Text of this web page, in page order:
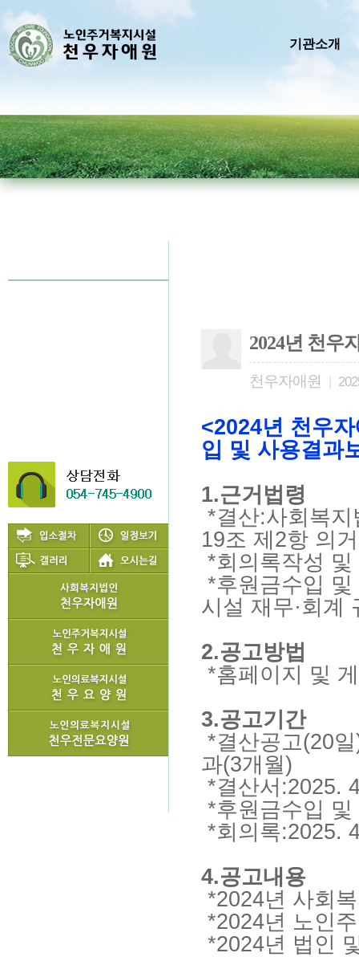
기관소개
2024년 천우
천우자애원 |
<2024년 천우
입 및 사용결과
1.근거법령
*결산:사회복
19조 제2항 의거
*회의록작성
*후원금수입
시설 재무·회계
2.공고방법
*홈페이지 및
3.공고기간
*결산공고(20
과(3개월)
*결산서:2025.
*후원금수입
*회의록
4.공고내용
*2024년 사회
*2024년 노인
*2024년 법인